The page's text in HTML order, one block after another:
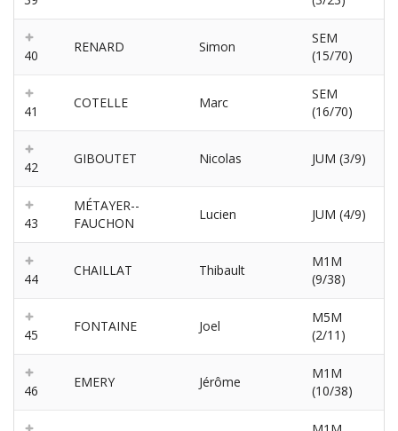
40
RENARD Simon
SEM
(15/70)
41
COTELLE Marc
SEM
(16/70)
42
GIBOUTET Nicolas JUM (3/9)
43
MÉTAYER--
FAUCHON
Lucien JUM (4/9)
44
CHAILLAT Thibault
M1M
(9/38)
45
FONTAINE Joel
M5M
(2/11)
46
EMERY Jérôme
M1M
(10/38)